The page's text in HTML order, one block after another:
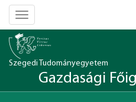
Toggle
navigation
Szegedi Tudományegyetem
Gazdasági